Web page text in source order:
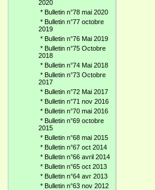
2020
* Bulletin n°78 mai 2020
* Bulletin n°77 octobre
2019
* Bulletin n°76 Mai 2019
* Bulletin n°75 Octobre
2018
* Bulletin n°74 Mai 2018
* Bulletin n°73 Octobre
2017
* Bulletin n°72 Mai 2017
* Bulletin n°71 nov 2016
* Bulletin n°70 mai 2016
* Bulletin n°69 octobre
2015
* Bulletin n°68 mai 2015
* Bulletin n°67 oct 2014
* Bulletin n°66 avril 2014
* Bulletin n°65 oct 2013
* Bulletin n°64 avr 2013
* Bulletin n°63 nov 2012